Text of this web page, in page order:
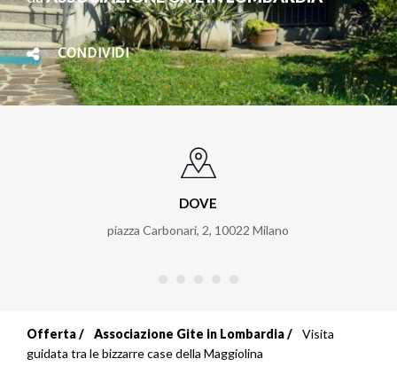
CONDIVIDI
DOVE
piazza Carbonari, 2, 10022 Milano
Briciole
Offerta Associazione Gite in Lombardia
Visita
guidata tra le bizzarre case della Maggiolina